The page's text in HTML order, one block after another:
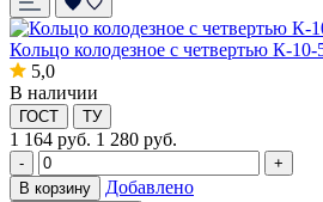
Кольцо колодезное с четвертью К-10-
5,0
В наличии
ГОСТ ТУ
1 164 руб. 1 280 руб.
-
+
В корзину
Добавлено